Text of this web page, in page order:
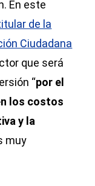
En este
de la
Ciudadana
que será
“por el
los costos
y la
muy